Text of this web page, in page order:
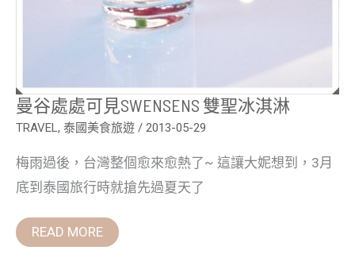
曼谷處處可見SWENSENS 雙聖冰淇淋
TRAVEL, 泰國美食旅遊 / 2013-05-29
梅雨過後，台灣整個愈來愈熱了~ 這讓大妮想到，3月
底到泰國旅行時就搶先過夏天了
READ MORE